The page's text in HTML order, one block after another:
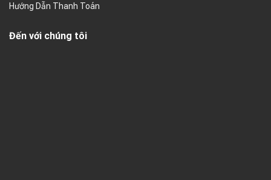
Hướng Dẫn Thanh Toán
Đến với chúng tôi